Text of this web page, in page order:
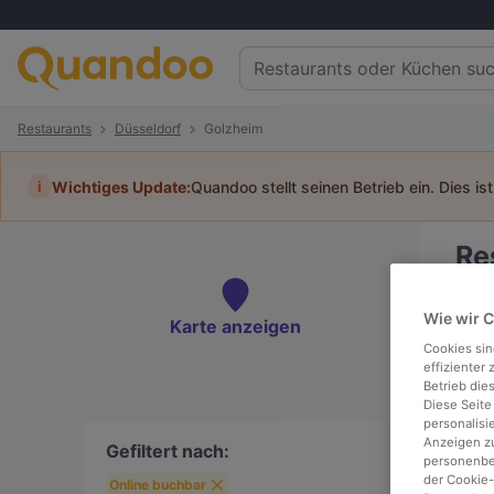
Restaurants Düsseldorf Golzheim
i Wichtiges Update:Quandoo stellt seinen Betrieb ein. Dies
Karte anzeigen
Gefiltert nach:
Online buchbar
Wie wir
Cookies
effizienter
Betrieb
Diese
Anzeigen
der